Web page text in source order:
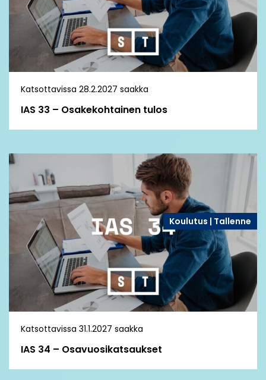
Katsottavissa 28.2.2027 saakka
IAS 33 – Osakekohtainen tulos
Koulutus | Tallenne
Katsottavissa 31.1.2027 saakka
IAS 34 – Osavuosikatsaukset